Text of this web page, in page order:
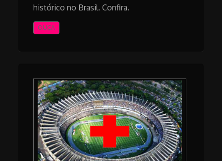
histórico no Brasil. Confira.
OUÇA